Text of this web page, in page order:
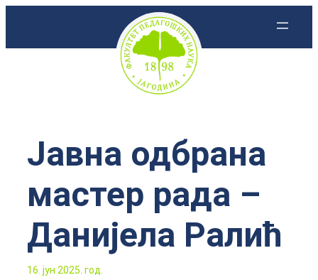
Јавна одбрана
мастер рада –
Данијелa Ралић
16. јун 2025. год.